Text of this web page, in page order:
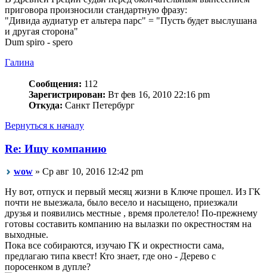
приговора произносили стандартную фразу:
"Дивида аудиатур ет альтера парс" = "Пусть будет выслушана
и другая сторона"
Dum spiro - spero
Галина
Сообщения: 112
Зарегистрирован: Вт фев 16, 2010 22:16 pm
Откуда: Санкт Петербург
Вернуться к началу
Re: Ищу компанию
wow » Ср авг 10, 2016 12:42 pm
Ну вот, отпуск и первый месяц жизни в Ключе прошел. Из ГК
почти не выезжала, было весело и насыщено, приезжали
друзья и появились местные , время пролетело! По-прежнему
готовы составить компанию на вылазки по окрестностям на
выходные.
Пока все собираются, изучаю ГК и окрестности сама,
предлагаю типа квест! Кто знает, где оно - Дерево с
поросенком в дупле?